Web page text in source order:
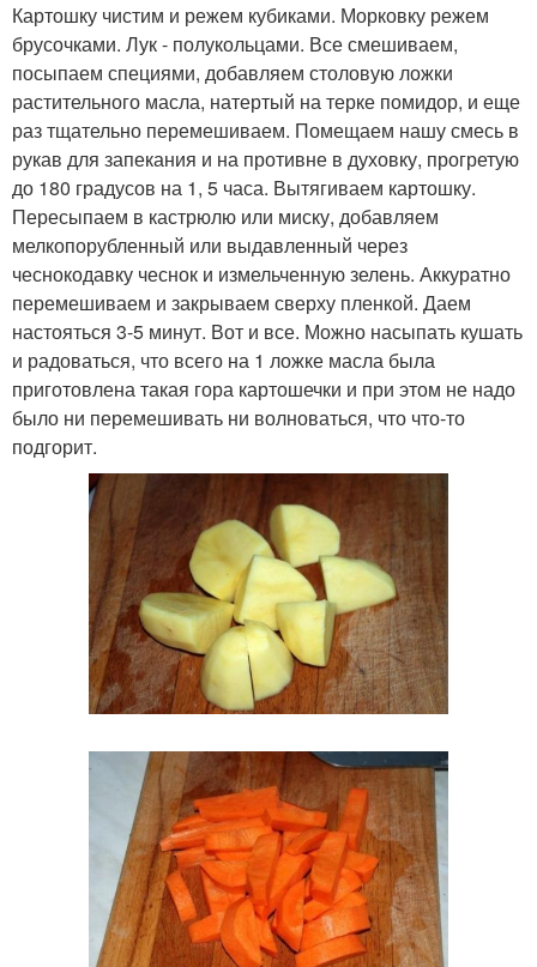
Картошку чистим и режем кубиками. Морковку режем
брусочками. Лук - полукольцами. Все смешиваем,
посыпаем специями, добавляем столовую ложки
растительного масла, натертый на терке помидор, и еще
раз тщательно перемешиваем. Помещаем нашу смесь в
рукав для запекания и на противне в духовку, прогретую
до 180 градусов на 1, 5 часа. Вытягиваем картошку.
Пересыпаем в кастрюлю или миску, добавляем
мелкопорубленный или выдавленный через
чеснокодавку чеснок и измельченную зелень. Аккуратно
перемешиваем и закрываем сверху пленкой. Даем
настояться 3-5 минут. Вот и все. Можно насыпать кушать
и радоваться, что всего на 1 ложке масла была
приготовлена такая гора картошечки и при этом не надо
было ни перемешивать ни волноваться, что что-то
подгорит.